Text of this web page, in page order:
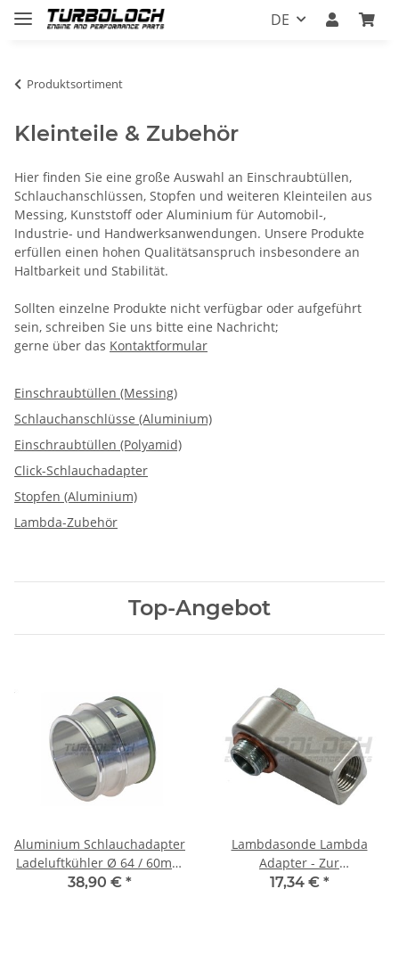
DE
Produktsortiment
Kleinteile & Zubehör
Hier finden Sie eine große Auswahl an Einschraubtüllen,
Schlauchanschlüssen, Stopfen und weiteren Kleinteilen aus
Messing, Kunststoff oder Aluminium für Automobil-,
Industrie- und Handwerksanwendungen. Unsere Produkte
erfüllen einen hohen Qualitätsanspruch insbesondere an
Haltbarkeit und Stabilität.
Sollten einzelne Produkte nicht verfügbar oder aufgeführt
sein, schreiben Sie uns bitte eine Nachricht;
gerne über das Kontaktformular
Einschraubtüllen (Messing)
Schlauchanschlüsse (Aluminium)
Einschraubtüllen (Polyamid)
Click-Schlauchadapter
Stopfen (Aluminium)
Lambda-Zubehör
Top-Angebot
Aluminium Schlauchadapter
Ladeluftkühler Ø 64 / 60mm
- Audi Seat Skoda VW
38,90 € *
Lambdasonde Lambda
Adapter - Zur
Lambdasonden- oder
17,34 € *